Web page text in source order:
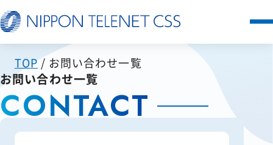
サービス一覧
日本テレネットの強み
TOP お問い合わせ一覧
お問い合わせ一覧
CONTACT